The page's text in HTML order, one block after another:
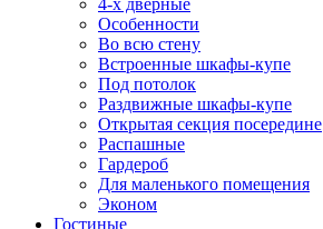
4-х дверные
Особенности
Во всю стену
Встроенные шкафы-купе
Под потолок
Раздвижные шкафы-купе
Открытая секция посередине
Распашные
Гардероб
Для маленького помещения
Эконом
Гостиные